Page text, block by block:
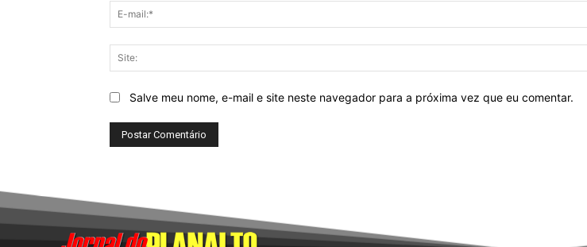
Salve meu nome, e-mail e site neste navegador para a próxima vez que eu comentar.